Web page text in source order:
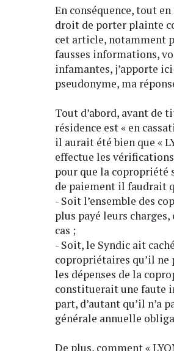
En conséquence, tout
droit de porter plainte
cet article, notamment
fausses informations,
infamantes, j’apporte
pseudonyme, ma
Tout d’abord, avant de
résidence est « en
il aurait été bien que «
effectue les
pour que la copropriété
de paiement il faudrait
- Soit l’ensemble des
plus payé leurs charges,
cas ;
- Soit, le Syndic ait
copropriétaires qu’il ne
les dépenses de la
constituerait une faute
part, d’autant qu’il n’a
générale annuelle
De plus, comment «